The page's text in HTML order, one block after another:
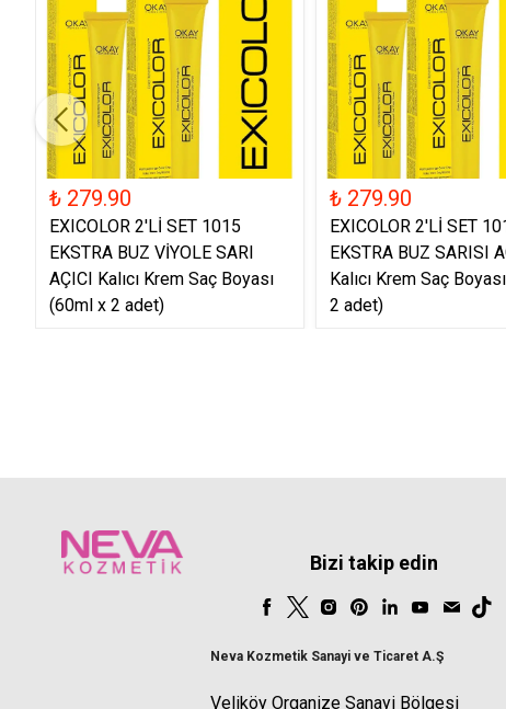
₺ 279.90
EXICOLOR 2'Lİ SET 1015
EKSTRA BUZ VİYOLE SARI
AÇICI Kalıcı Krem Saç Boyası
(60ml x 2 adet)
₺ 279.90
EXICOLOR 2'Lİ SET
EKSTRA BUZ SARISI
Kalıcı Krem Saç
2 adet)
Bizi takip edin
Neva Kozmetik Sanayi ve Ticaret A.Ş
Veliköy Organize Sanayi Bölgesi